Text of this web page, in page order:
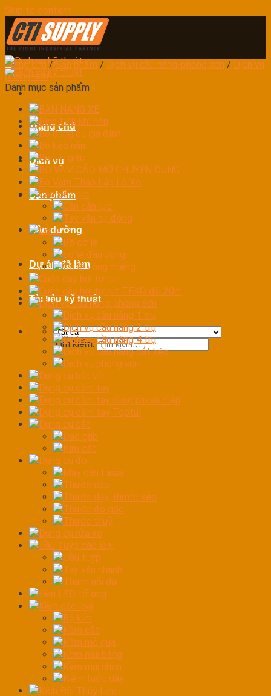
Skip to content
Trang chủ
Dịch vụ
Sản phẩm
Bảo dưỡng
Dự án đã làm
Tài liệu kỹ thuật
Tìm kiếm:
Trang chủ / Sản phẩm / Dịch vụ cầu nâng-phòng sơn / Dịch vụ
phòng sơn
Danh mục sản phẩm
BÀN NÁNG XE
Bình tích khí nén
Bộ dụng cụ gia đình
Bộ kéo nắn
Bộ lục giác
BỘ VAM CẢO MỞ CHUYÊN DỤNG
Bộ Vam Tháo Lắp Lò Xo
Cần xiết lực
Cần cân lực
Tay vặn tự động
Cờ lê
Bộ cờ lê
cờ lê đầu vòng
Cờ lê vòng miệng
Cuộn dây hơi tự rút
Cuộn dây hơi tự rút TEKO dài 20m
Dịch vụ cầu nâng-phòng sơn
Dịch vụ cầu nâng 1 trụ
Dịch vụ cầu nâng 2 trụ
Dịch vụ cầu nâng 4 trụ
Dịch vụ cầu nâng cắt kéo
Dịch vụ phòng sơn
Dụng cụ bắt vít
Dụng cụ cầm tay
Dụng cụ cầm tay dùng pin và điện
Dụng cụ cầm tay Toptul
Dụng cụ cắt
Dao gấp
Kìm cắt
Dụng cụ đo
Máy cân Laser
Thước cặp
Thước dây, thước kéo
Thước đo góc
Thước thuỷ
Dụng cụ rửa xe
Đầu Tuýp các loại
Đầu tuýp
Tay vặn nhanh
Thanh nối dài
Đèn LED tổ ong
Kềm các loại
Bộ kìm
Kềm cắt
Kềm mỏ quạ
Kềm mũi bằng
Kềm mũi nhọn
Kiềm tuốc dây
Kích Đội Thủy Lực